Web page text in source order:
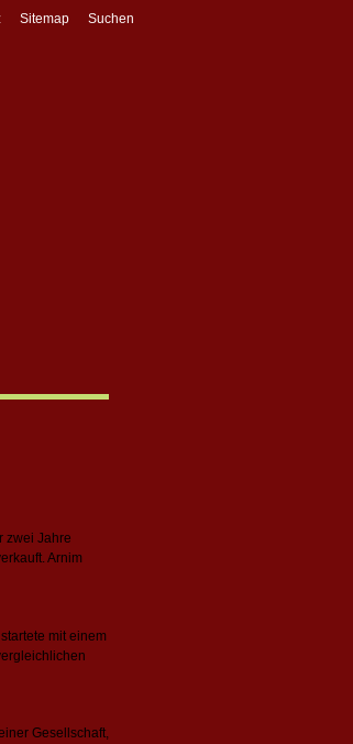
Sitemap Suchen
zwei Jahre
Arnim
mit einem
Gesellschaft,